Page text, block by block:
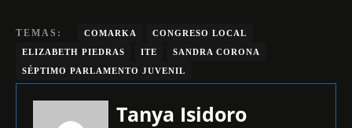
TEMAS: COMARKA
CONGRESO LOCAL
ELIZABETH PIEDRAS
ITE
SANDRA CORONA
SÉPTIMO PARLAMENTO JUVENIL
Tanya Isidoro